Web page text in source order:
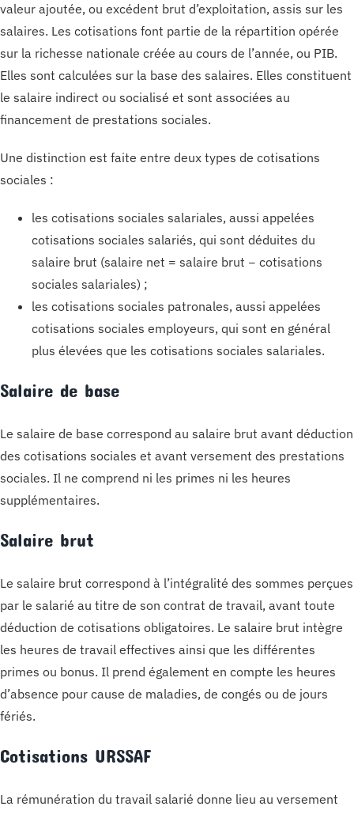
valeur ajoutée, ou excédent brut d’exploitation, assis sur les
salaires. Les cotisations font partie de la répartition opérée
sur la richesse nationale créée au cours de l’année, ou PIB.
Elles sont calculées sur la base des salaires. Elles constituent
le salaire indirect ou socialisé et sont associées au
financement de prestations sociales.
Une distinction est faite entre deux types de cotisations
sociales :
les cotisations sociales salariales, aussi appelées
cotisations sociales salariés, qui sont déduites du
salaire brut (salaire net = salaire brut − cotisations
sociales salariales) ;
les cotisations sociales patronales, aussi appelées
cotisations sociales employeurs, qui sont en général
plus élevées que les cotisations sociales salariales.
Salaire de base
Le salaire de base correspond au salaire brut avant déduction
des cotisations sociales et avant versement des prestations
sociales. Il ne comprend ni les primes ni les heures
supplémentaires.
Salaire brut
Le salaire brut correspond à l’intégralité des sommes perçues
par le salarié au titre de son contrat de travail, avant toute
déduction de cotisations obligatoires. Le salaire brut intègre
les heures de travail effectives ainsi que les différentes
primes ou bonus. Il prend également en compte les heures
d’absence pour cause de maladies, de congés ou de jours
fériés.
Cotisations URSSAF
La rémunération du travail salarié donne lieu au versement